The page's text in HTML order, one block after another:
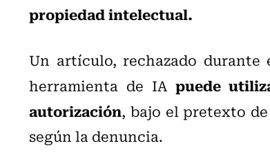
propiedad intelectual.
Un artículo, rechazado
herramienta de IA puede
autorización, bajo el pretexto de
según la denuncia.